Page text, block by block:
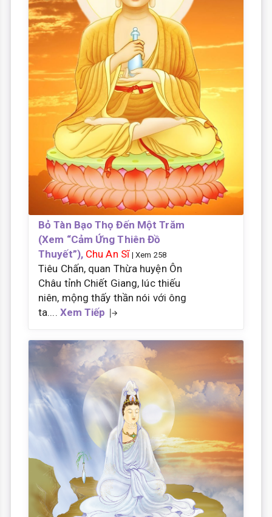
Bỏ Tàn Bạo Thọ Đến Một Trăm
(Xem “Cảm Ứng Thiên Đồ
Thuyết”), Chu An Sĩ | Xem 258
Tiêu Chấn, quan Thừa huyện Ôn
Châu tỉnh Chiết Giang, lúc thiếu
niên, mộng thấy thần nói với ông
ta.... Xem Tiếp